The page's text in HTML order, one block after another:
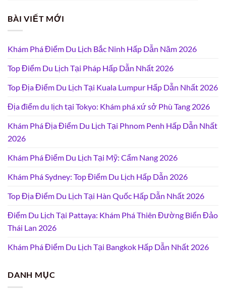
BÀI VIẾT MỚI
Khám Phá Điểm Du Lịch Bắc Ninh Hấp Dẫn Năm 2026
Top Điểm Du Lịch Tại Pháp Hấp Dẫn Nhất 2026
Top Địa Điểm Du Lịch Tại Kuala Lumpur Hấp Dẫn Nhất 2026
Địa điểm du lịch tại Tokyo: Khám phá xứ sở Phù Tang 2026
Khám Phá Địa Điểm Du Lịch Tại Phnom Penh Hấp Dẫn Nhất
2026
Khám Phá Điểm Du Lịch Tại Mỹ: Cẩm Nang 2026
Khám Phá Sydney: Top Điểm Du Lịch Hấp Dẫn 2026
Top Địa Điểm Du Lịch Tại Hàn Quốc Hấp Dẫn Nhất 2026
Điểm Du Lịch Tại Pattaya: Khám Phá Thiên Đường Biển Đảo
Thái Lan 2026
Khám Phá Điểm Du Lịch Tại Bangkok Hấp Dẫn Nhất 2026
DANH MỤC